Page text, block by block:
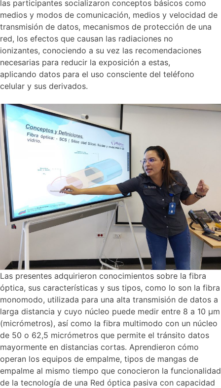
las participantes socializaron conceptos básicos como
medios y modos de comunicación, medios y velocidad de
transmisión de datos, mecanismos de protección de una
red, los efectos que causan las radiaciones no
ionizantes, conociendo a su vez las recomendaciones
necesarias para reducir la exposición a estas,
aplicando datos para el uso consciente del teléfono
celular y sus derivados.
Las presentes adquirieron conocimientos sobre la fibra
óptica, sus características y sus tipos, como lo son la fibra
monomodo, utilizada para una alta transmisión de datos a
larga distancia y cuyo núcleo puede medir entre 8 a 10 µm
(micrómetros), así como la fibra multimodo con un núcleo
de 50 o 62,5 micrómetros que permite el tránsito datos
mayormente en distancias cortas. Aprendieron cómo
operan los equipos de empalme, tipos de mangas de
empalme al mismo tiempo que conocieron la funcionalidad
de la tecnología de una Red óptica pasiva con capacidad